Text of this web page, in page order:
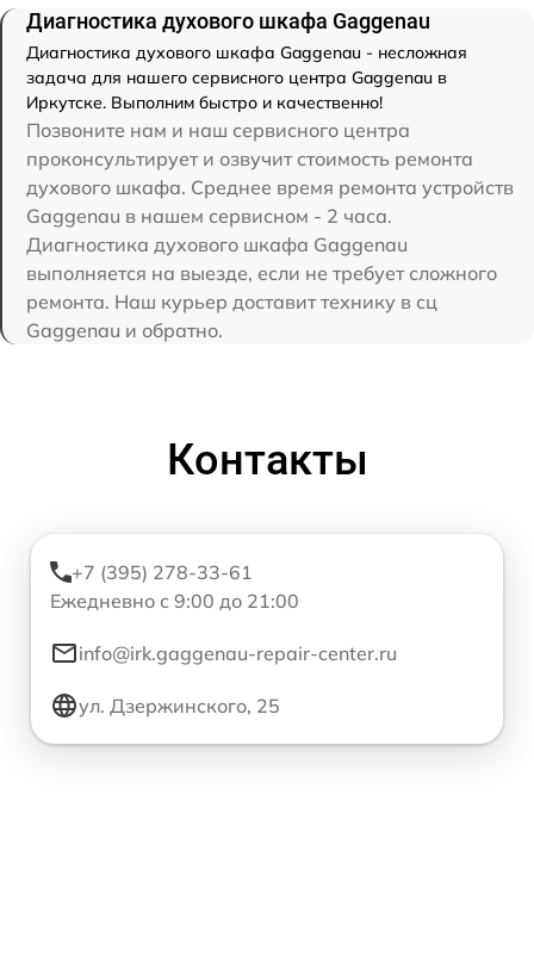
Диагностика духового шкафа Gaggenau
Диагностика духового шкафа Gaggenau - несложная
задача для нашего сервисного центра Gaggenau в
Иркутске. Выполним быстро и качественно!
Позвоните нам и наш сервисного центра
проконсультирует и озвучит стоимость ремонта
духового шкафа. Среднее время ремонта устройств
Gaggenau в нашем сервисном - 2 часа.
Диагностика духового шкафа Gaggenau
выполняется на выезде, если не требует сложного
ремонта. Наш курьер доставит технику в сц
Gaggenau и обратно.
Контакты
+7 (395) 278-33-61
Ежедневно с 9:00 до 21:00
info@irk.gaggenau-repair-center.ru
ул. Дзержинского, 25